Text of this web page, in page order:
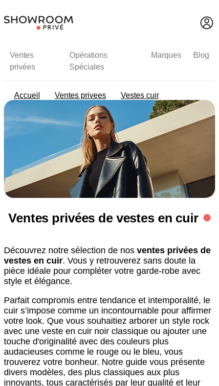
Ventes
privées
Opérations
Spéciales
Marques Blog
Accueil Ventes privees Vestes cuir
Ventes privées de vestes en cuir
Découvrez notre sélection de nos ventes privées de
vestes en cuir. Vous y retrouverez sans doute la
pièce idéale pour compléter votre garde-robe avec
style et élégance.
Parfait compromis entre tendance et intemporalité, le
cuir s’impose comme un incontournable pour affirmer
votre look. Que vous souhaitiez arborer un style rock
avec une veste en cuir noir classique ou ajouter une
touche d'originalité avec des couleurs plus
audacieuses comme le rouge ou le bleu, vous
trouverez votre bonheur. Notre guide vous présente
divers modèles, des plus classiques aux plus
innovants, tous caractérisés par leur qualité et leur